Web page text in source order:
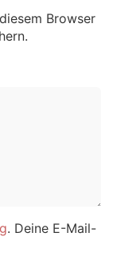
Browser
. Deine E-Mail-